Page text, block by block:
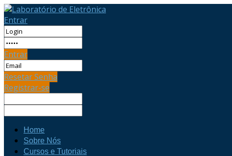
Entrar
Entrar
Resetar Senha
Registrar-se
Home
Sobre Nós
Cursos e Tutoriais